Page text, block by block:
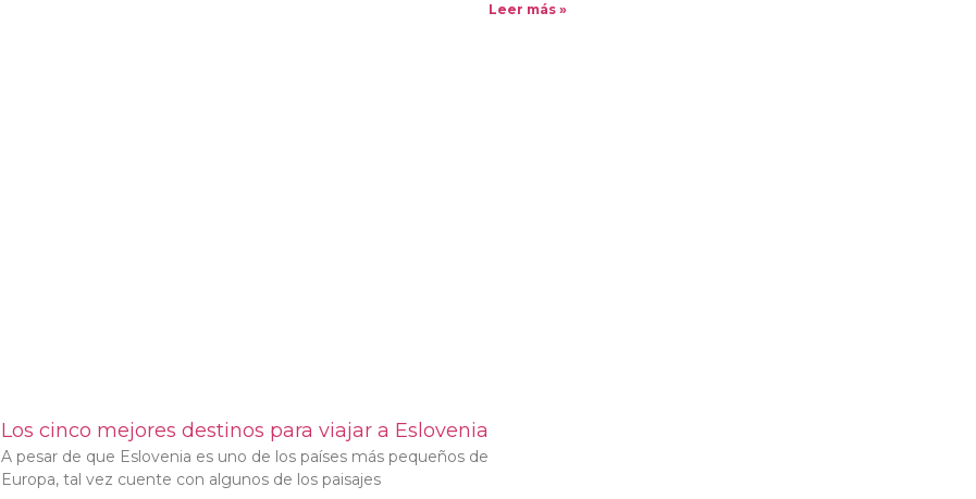
Los cinco mejores destinos para viajar a Eslovenia
A pesar de que Eslovenia es uno de los países más pequeños de
Europa, tal vez cuente con algunos de los paisajes
Leer más »